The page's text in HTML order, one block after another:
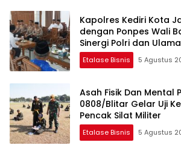
Kapolres Kediri Kota
dengan Ponpes Wali
Sinergi Polri dan Ulama
Etalase Bisnis 5 Agustus
Asah Fisik Dan Mental
0808/Blitar Gelar Uji
Pencak Silat Militer
Etalase Bisnis 5 Agustus